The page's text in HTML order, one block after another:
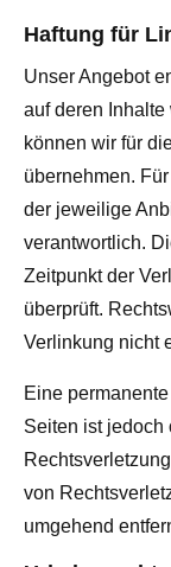
Haftung für
Unser Angebot
auf deren
können wir für
übernehmen.
der jeweilige
verantwortlich.
Zeitpunkt der
überprüft.
Verlinkung nicht
Eine
Seiten ist jedoch
von
umgehend